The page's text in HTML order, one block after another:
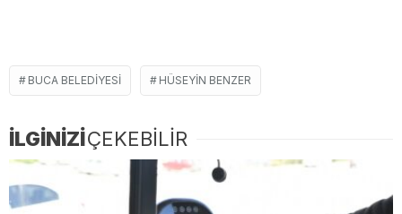
BUCA BELEDIYESI HÜSEYIN BENZER
İLGİNİZİÇEKEBİLİR